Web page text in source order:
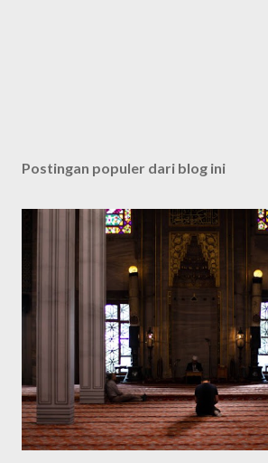
Postingan populer dari blog ini